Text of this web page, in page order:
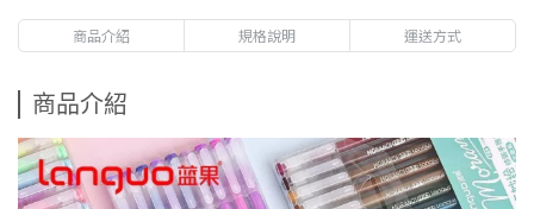
商品介紹 規格說明 運送方式
商品介紹